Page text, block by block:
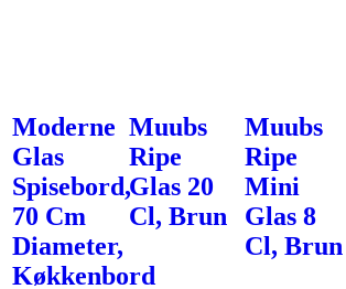
Moderne
Glas
Spisebord,
70 Cm
Diameter,
Køkkenbord
Muubs
Ripe
Glas 20
Cl, Brun
Muubs
Ripe
Mini
Glas 8
Cl, Brun